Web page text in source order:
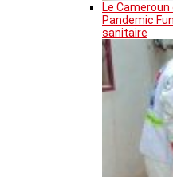
Le
Pandemic
sanitaire